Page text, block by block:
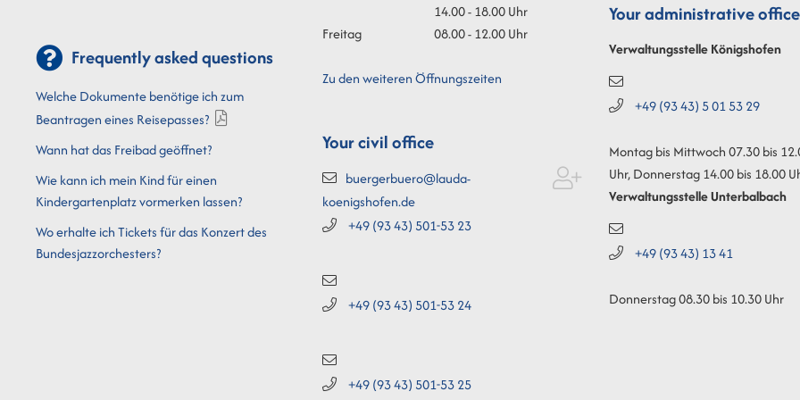
Frequently asked questions
Welche Dokumente benötige ich zum
Beantragen eines Reisepasses?
Wann hat das Freibad geöffnet?
Wie kann ich mein Kind für einen
Kindergartenplatz vormerken lassen?
Wo erhalte ich Tickets für das Konzert des
Bundesjazzorchesters?
14.00 - 18.00 Uhr
Freitag
08.00 - 12.00 Uhr
Zu den weiteren Öffnungszeiten
Your civil office
buergerbuero@lauda-
koenigshofen.de
+49 (9343) 501-5323
+49 (9343) 501-5324
+49 (9343) 501-5325
Your administrative
Verwaltungsstelle Königshofen
+49 (9343) 5015329
Montag bis Mittwoch 07.30 bis
Uhr, Donnerstag 14.00 bis 18.00
Verwaltungsstelle Unterbalbach
+49 (9343) 1341
Donnerstag 08.30 bis 10.30 Uhr